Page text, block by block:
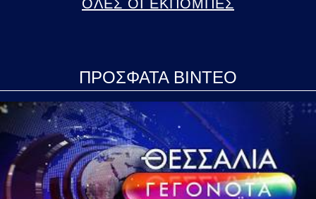
ΟΛΕΣ ΟΙ ΕΚΠΟΜΠΕΣ
ΠΡΟΣΦΑΤΑ ΒΙΝΤΕΟ